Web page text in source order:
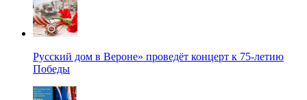
Русский дом в Вероне» проведёт концерт к 75-летию
Победы